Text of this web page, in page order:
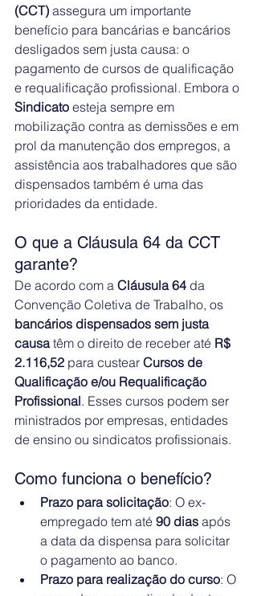
(CCT) assegura um importante
benefício para bancárias e bancários
desligados sem justa causa: o
pagamento de cursos de qualificação
e requalificação profissional. Embora o
Sindicato esteja sempre em
mobilização contra as demissões e em
prol da manutenção dos empregos, a
assistência aos trabalhadores que são
dispensados também é uma das
prioridades da entidade.
O que a Cláusula 64 da CCT
garante?
De acordo com a Cláusula 64 da
Convenção Coletiva de Trabalho, os
bancários dispensados sem justa
causa têm o direito de receber até R$
2.116,52 para custear Cursos de
Qualificação e/ou Requalificação
Profissional. Esses cursos podem ser
ministrados por empresas, entidades
de ensino ou sindicatos profissionais.
Como funciona o benefício?
Prazo para solicitação: O ex-
empregado tem até 90 dias após
a data da dispensa para solicitar
o pagamento ao banco.
Prazo para realização do curso: O